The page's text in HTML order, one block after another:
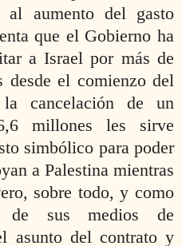
al aumento del gasto
que el Gobierno ha
a Israel por más de
desde el comienzo del
cancelación de un
millones les sirve
simbólico para poder
a Palestina mientras
sobre todo, y como
de sus medios de
asunto del contrato y